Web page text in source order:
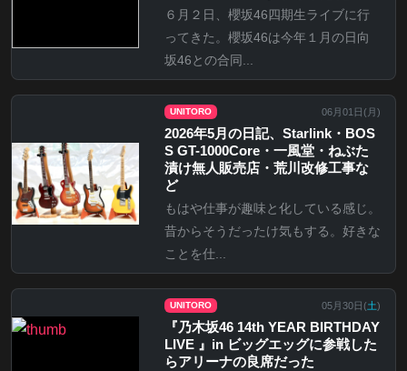
６月２日、櫻坂46四期生ライブに行
ってきた。櫻坂46は今年１月の日向
坂46との合同...
UNITORO 06月01日( 月)
2026年5月の日記、Starlink・BOS
S GT-1000Core・一風堂・ねぶた
漬け無人販売店・荒川改修工事な
ど
もはや仕事が趣味と化している感じ。
昔からそうだったけ気もする。好きな
ことを仕...
UNITORO 05月30日(土)
『乃⽊坂46 14th YEAR BIRTHDAY
LIVE 』in ビッグエッグに参戦した
らアリーナの良席だった